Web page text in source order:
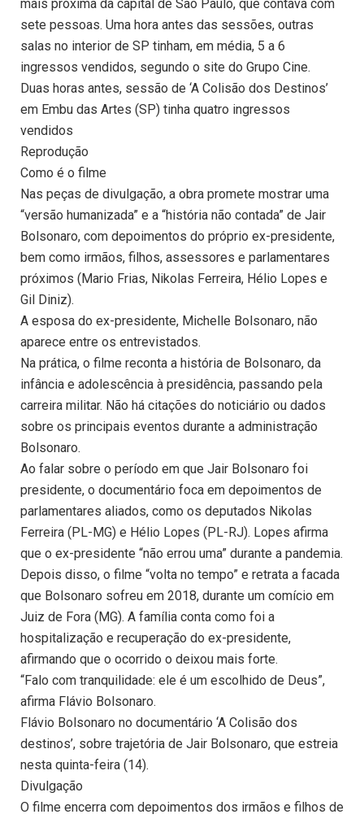
mais próxima da capital de São Paulo, que contava com
sete pessoas. Uma hora antes das sessões, outras
salas no interior de SP tinham, em média, 5 a 6
ingressos vendidos, segundo o site do Grupo Cine.
Duas horas antes, sessão de ‘A Colisão dos Destinos’
em Embu das Artes (SP) tinha quatro ingressos
vendidos
Reprodução
Como é o filme
Nas peças de divulgação, a obra promete mostrar uma
“versão humanizada” e a “história não contada” de Jair
Bolsonaro, com depoimentos do próprio ex-presidente,
bem como irmãos, filhos, assessores e parlamentares
próximos (Mario Frias, Nikolas Ferreira, Hélio Lopes e
Gil Diniz).
A esposa do ex-presidente, Michelle Bolsonaro, não
aparece entre os entrevistados.
Na prática, o filme reconta a história de Bolsonaro, da
infância e adolescência à presidência, passando pela
carreira militar. Não há citações do noticiário ou dados
sobre os principais eventos durante a administração
Bolsonaro.
Ao falar sobre o período em que Jair Bolsonaro foi
presidente, o documentário foca em depoimentos de
parlamentares aliados, como os deputados Nikolas
Ferreira (PL-MG) e Hélio Lopes (PL-RJ). Lopes afirma
que o ex-presidente “não errou uma” durante a pandemia.
Depois disso, o filme “volta no tempo” e retrata a facada
que Bolsonaro sofreu em 2018, durante um comício em
Juiz de Fora (MG). A família conta como foi a
hospitalização e recuperação do ex-presidente,
afirmando que o ocorrido o deixou mais forte.
“Falo com tranquilidade: ele é um escolhido de Deus”,
afirma Flávio Bolsonaro.
Flávio Bolsonaro no documentário ‘A Colisão dos
destinos’, sobre trajetória de Jair Bolsonaro, que estreia
nesta quinta-feira (14).
Divulgação
O filme encerra com depoimentos dos irmãos e filhos de